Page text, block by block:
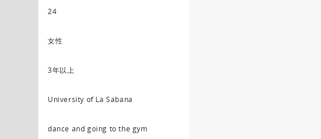
24
女性
3年以上
University of La Sabana
dance and going to the gym